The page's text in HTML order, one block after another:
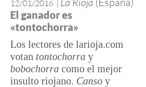
12/01/2016 |
El ganador es
«tontochorra»
Los lectores de larioja.com
votan tontochorra y
bobochorra como el mejor
insulto riojano. Canso y